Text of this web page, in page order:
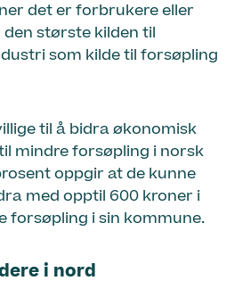
det er forbrukere eller
største kilden til
som kilde til forsøpling
til å bidra økonomisk
mindre forsøpling i norsk
oppgir at de kunne
med opptil 600 kroner i
forsøpling i sin kommune.
i nord